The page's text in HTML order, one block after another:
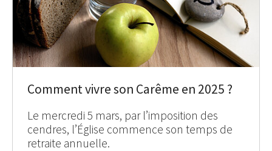
Comment vivre son Carême en 2025 ?
Le mercredi 5 mars, par l’imposition des
cendres, l’Église commence son temps de
retraite annuelle.